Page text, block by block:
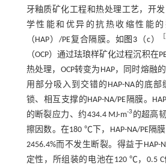
牙釉质矿化工程和热处理工艺，开
学性能和优异的抗热收缩性能
（HAP）/PE复合隔膜。如 图3 （c）
（OCP）通过珐琅样矿化过程沉积在
热处理，OCP转变为HAP，同时熔融
用部分吸入到交错的HAP-NA的底
锁、相互支撑的HAP-NA/PE隔膜。
的断裂应力、约434.4 MJ·m-3 的超高
擦因数。在180 ℃下，HAP-NA/PE隔
2456.4%而不发生断裂。得益于HAP-
定性，所组装的电池在120 ℃，0.5